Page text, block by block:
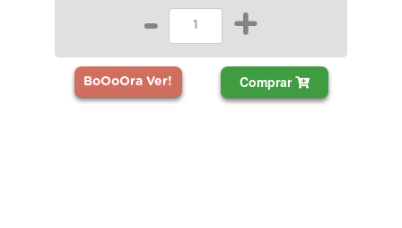
- +
BoOoOra Ver! Comprar